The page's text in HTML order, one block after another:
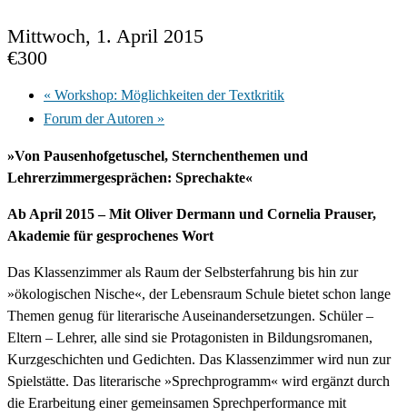
Mittwoch, 1. April 2015
€300
« Workshop: Möglichkeiten der Textkritik
Forum der Autoren »
»Von Pausenhofgetuschel, Sternchenthemen und
Lehrerzimmergesprächen: Sprechakte«
Ab April 2015 – Mit Oliver Dermann und Cornelia Prauser,
Akademie für gesprochenes Wort
Das Klassenzimmer als Raum der Selbsterfahrung bis hin zur
»ökologischen Nische«, der Lebensraum Schule bietet schon lange
Themen genug für literarische Auseinandersetzungen. Schüler –
Eltern – Lehrer, alle sind sie Protagonisten in Bildungsromanen,
Kurzgeschichten und Gedichten. Das Klassenzimmer wird nun zur
Spielstätte. Das literarische »Sprechprogramm« wird ergänzt durch
die Erarbeitung einer gemeinsamen Sprechperformance mit